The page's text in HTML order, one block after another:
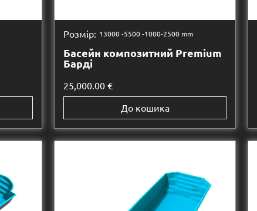
Розмір: 13000 -5500 -1000-2500 mm
Басейн композитний Premium
Барді
25,000.00 €
До кошика